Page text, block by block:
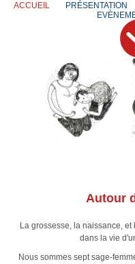
ACCUEIL PRÉSENTATION
Autour
La grossesse, la naissance,
dans la vie
Nous sommes sept sage-